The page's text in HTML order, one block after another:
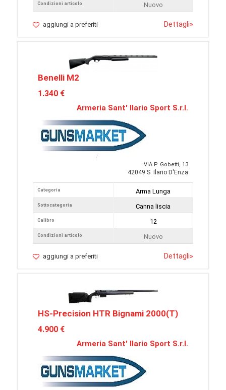
Condizioni articolo
Nuovo
aggiungi a preferiti Dettagli»
Benelli M2
1.340 €
Armeria Sant' Ilario Sport S.r.l.
VIA P. Gobetti, 13
42049 S. Ilario D'Enza
Categoria
Sottocategoria
Calibro
Condizioni articolo
Arma Lunga
Canna liscia
12
Nuovo
aggiungi a preferiti Dettagli»
HS-Precision HTR Bignami 2000(T)
4.900 €
Armeria Sant' Ilario Sport S.r.l.